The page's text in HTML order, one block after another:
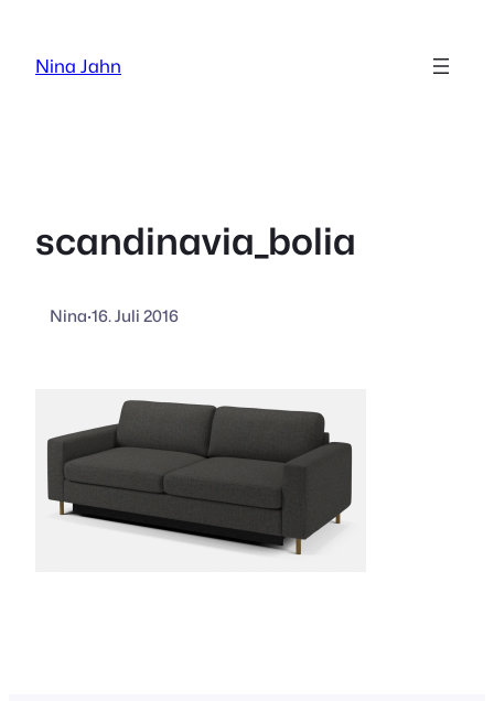
springen
Nina Jahn
scandinavia_bolia
Nina·16. Juli 2016